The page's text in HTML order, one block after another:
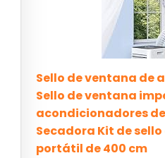
Sello de ventana de
Sello de ventana
acondicionadores
Secadora Kit de
portátil de 400 cm